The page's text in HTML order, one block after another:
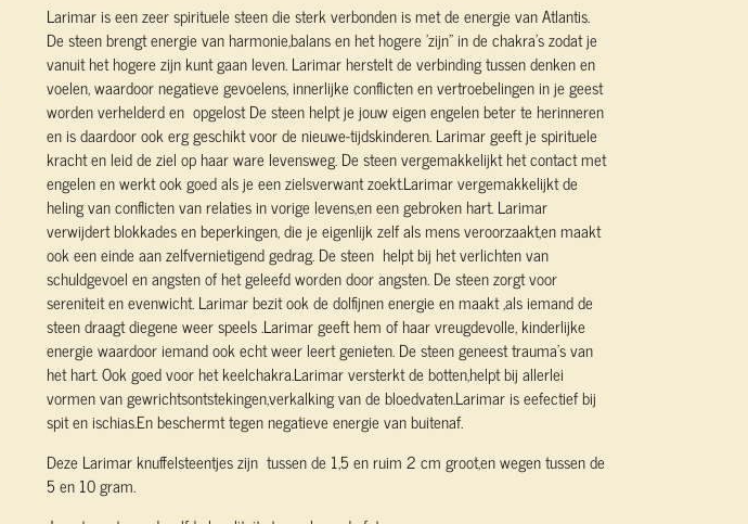
Larimar is een zeer spirituele steen die sterk verbonden is met de energie van Atlantis.
De steen brengt energie van harmonie,balans en het hogere 'zijn'' in de chakra’s zodat je
vanuit het hogere zijn kunt gaan leven. Larimar herstelt de verbinding tussen denken en
voelen, waardoor negatieve gevoelens, innerlijke conflicten en vertroebelingen in je geest
worden verhelderd en opgelost De steen helpt je jouw eigen engelen beter te herinneren
en is daardoor ook erg geschikt voor de nieuwe-tijdskinderen. Larimar geeft je spirituele
kracht en leid de ziel op haar ware levensweg. De steen vergemakkelijkt het contact met
engelen en werkt ook goed als je een zielsverwant zoekt.Larimar vergemakkelijkt de
heling van conflicten van relaties in vorige levens,en een gebroken hart. Larimar
verwijdert blokkades en beperkingen, die je eigenlijk zelf als mens veroorzaakt,en maakt
ook een einde aan zelfvernietigend gedrag. De steen helpt bij het verlichten van
schuldgevoel en angsten of het geleefd worden door angsten. De steen zorgt voor
sereniteit en evenwicht. Larimar bezit ook de dolfijnen energie en maakt ,als iemand de
steen draagt diegene weer speels .Larimar geeft hem of haar vreugdevolle, kinderlijke
energie waardoor iemand ook echt weer leert genieten. De steen geneest trauma’s van
het hart. Ook goed voor het keelchakra.Larimar versterkt de botten,helpt bij allerlei
vormen van gewrichtsontstekingen,verkalking van de bloedvaten.Larimar is eefectief bij
spit en ischias.En beschermt tegen negatieve energie van buitenaf.
Deze Larimar knuffelsteentjes zijn tussen de 1,5 en ruim 2 cm groot,en wegen tussen de
5 en 10 gram.